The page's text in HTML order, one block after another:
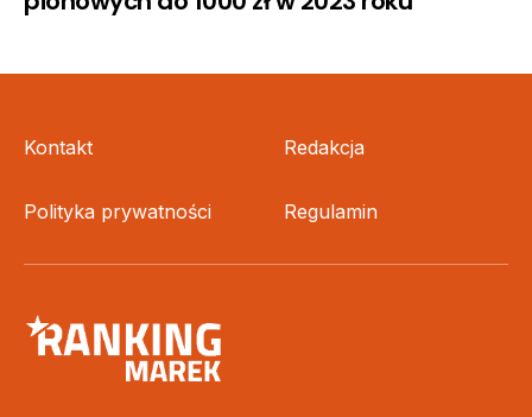
Kontakt Redakcja
Polityka prywatności Regulamin